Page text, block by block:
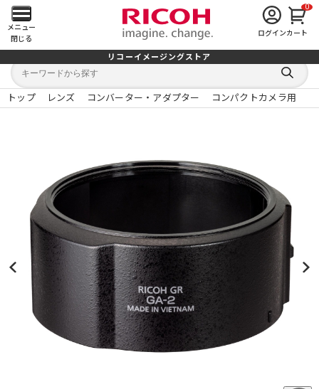
メ
イ
ン
メ
を
開
く
メニュー
閉じる
ログイン
0
カート
リコーイメージングストア
キ
ワ
ー
キ
検
索
す
る
トップ レンズ コンバーター・アダプター コンパクトカメラ用